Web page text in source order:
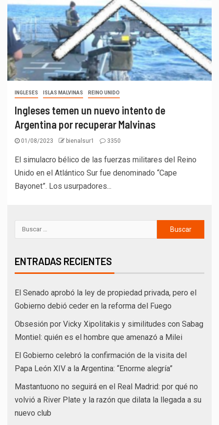
INGLESES ISLAS MALVINAS REINO UNIDO
Ingleses temen un nuevo intento de
Argentina por recuperar Malvinas
01/08/2023 bienalsur1 3350
El simulacro bélico de las fuerzas militares del Reino
Unido en el Atlántico Sur fue denominado “Cape
Bayonet”. Los usurpadores...
ENTRADAS RECIENTES
El Senado aprobó la ley de propiedad privada, pero el
Gobierno debió ceder en la reforma del Fuego
Obsesión por Vicky Xipolitakis y similitudes con Sabag
Montiel: quién es el hombre que amenazó a Milei
El Gobierno celebró la confirmación de la visita del
Papa León XIV a la Argentina: “Enorme alegría”
Mastantuono no seguirá en el Real Madrid: por qué no
volvió a River Plate y la razón que dilata la llegada a su
nuevo club